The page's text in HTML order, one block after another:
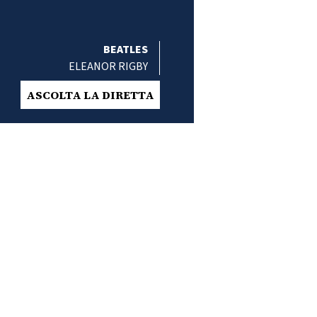
BEATLES
ELEANOR RIGBY
ASCOLTA LA DIRETTA